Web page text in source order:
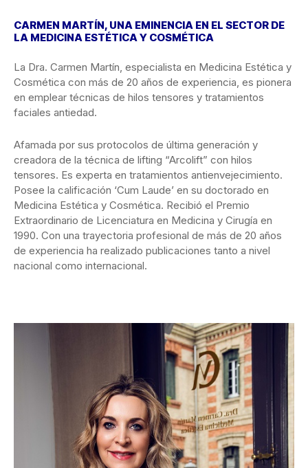
CARMEN MARTÍN, UNA EMINENCIA EN EL SECTOR DE
LA MEDICINA ESTÉTICA Y COSMÉTICA
La Dra. Carmen Martín, especialista en Medicina Estética y
Cosmética con más de 20 años de experiencia, es pionera
en emplear técnicas de hilos tensores y tratamientos
faciales antiedad.
Afamada por sus protocolos de última generación y
creadora de la técnica de lifting “Arcolift” con hilos
tensores. Es experta en tratamientos antienvejecimiento.
Posee la calificación ‘Cum Laude’ en su doctorado en
Medicina Estética y Cosmética. Recibió el Premio
Extraordinario de Licenciatura en Medicina y Cirugía en
1990. Con una trayectoria profesional de más de 20 años
de experiencia ha realizado publicaciones tanto a nivel
nacional como internacional.